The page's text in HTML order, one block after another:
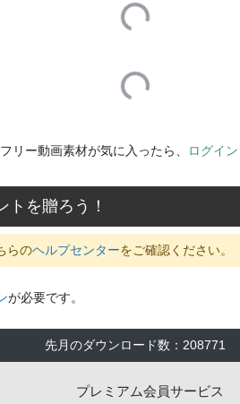
Loading...
Loading...
リー動画素材が気に入ったら、 ログイン
トを贈ろう！
らのヘルプセンターをご確認ください。
が必要です。
先月のダウンロード数 ： 208771
プレミアム会員サービス